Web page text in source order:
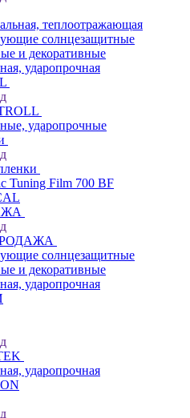
теплоотражающая
солнцезащитные
и декоративные
ударопрочная
ударопрочные
Tuning Film 700 BF
солнцезащитные
и декоративные
ударопрочная
ударопрочная